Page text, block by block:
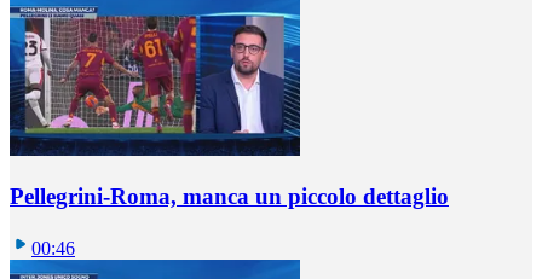
Pellegrini-Roma, manca un piccolo dettaglio
00:46